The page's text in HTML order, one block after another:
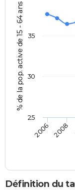
% de la pop. active de 15 - 64 ans
2006 2008
25
30
35
Définition du